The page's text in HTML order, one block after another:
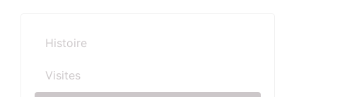
Histoire
Visites